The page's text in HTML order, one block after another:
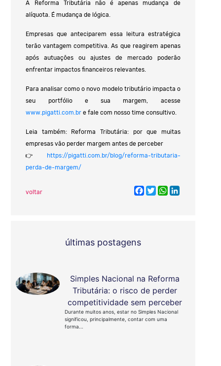
A Reforma Tributária não é apenas mudança de
alíquota. É mudança de lógica.
Empresas que anteciparem essa leitura estratégica
terão vantagem competitiva. As que reagirem apenas
após autuações ou ajustes de mercado poderão
enfrentar impactos financeiros relevantes.
Para analisar como o novo modelo tributário impacta o
seu portfólio e sua margem, acesse
www.pigatti.com.br e fale com nosso time consultivo.
Leia também: Reforma Tributária: por que muitas
empresas vão perder margem antes de perceber
👉
https://pigatti.com.br/blog/reforma-tributaria-
perda-de-margem/
voltar Facebook
TwitterWhatsApp
LinkedIn
últimas postagens
Simples Nacional na Reforma
Tributária: o risco de perder
competitividade sem perceber
Durante muitos anos, estar no Simples Nacional
significou, principalmente, contar com uma
forma...